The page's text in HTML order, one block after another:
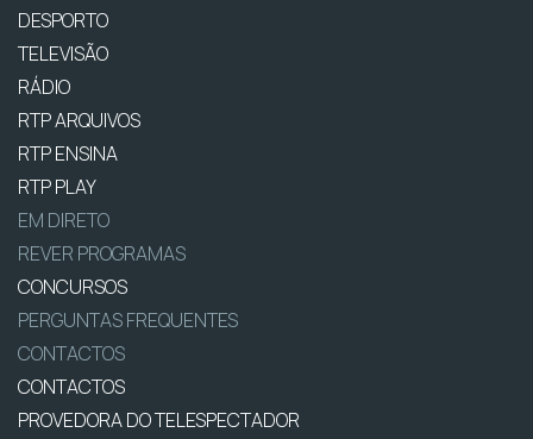
DESPORTO
TELEVISÃO
RÁDIO
RTP ARQUIVOS
RTP ENSINA
RTP PLAY
EM DIRETO
REVER PROGRAMAS
CONCURSOS
PERGUNTAS FREQUENTES
CONTACTOS
CONTACTOS
PROVEDORA DO TELESPECTADOR